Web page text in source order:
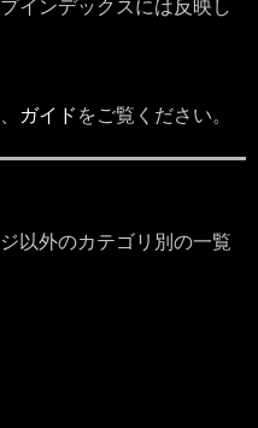
インデックスには反映し
ガイド をご覧ください。
以外のカテゴリ別の一覧